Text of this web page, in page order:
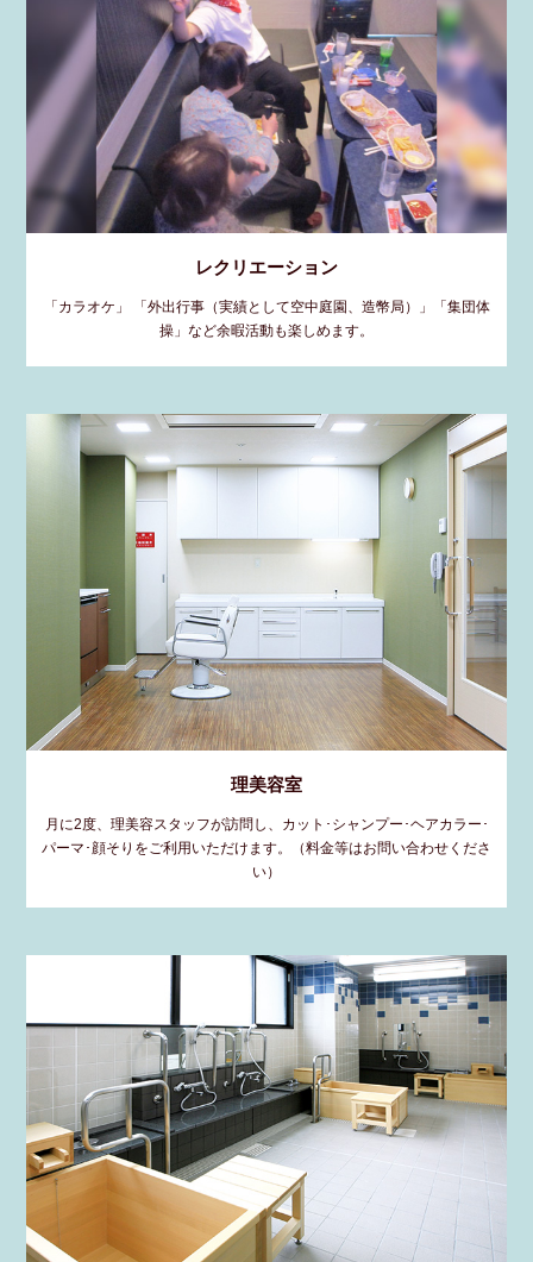
レクリエーション
「カラオケ」 「外出行事（実績として空中庭園、造幣局）」「集団体
操」など余暇活動も楽しめます。
理美容室
月に2度、理美容スタッフが訪問し、カット･シャンプー･ヘアカラー･
パーマ･顔そりをご利用いただけます。（料金等はお問い合わせくださ
い）